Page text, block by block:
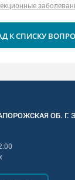
К СПИСКУ
ОБ. Г.